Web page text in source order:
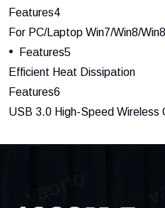
Features4
For PC/Laptop Win7/Win8/
Features5
Efficient Heat Dissipation
Features6
USB 3.0 High-Speed Wireless